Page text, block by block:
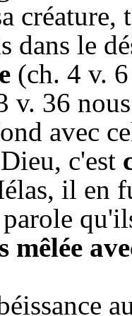
dans le
(ch. 4 v.
v. 36
avec
c'est
il en
mêlée